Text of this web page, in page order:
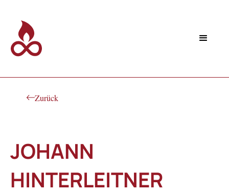
Zurück
JOHANN
HINTERLEITNER